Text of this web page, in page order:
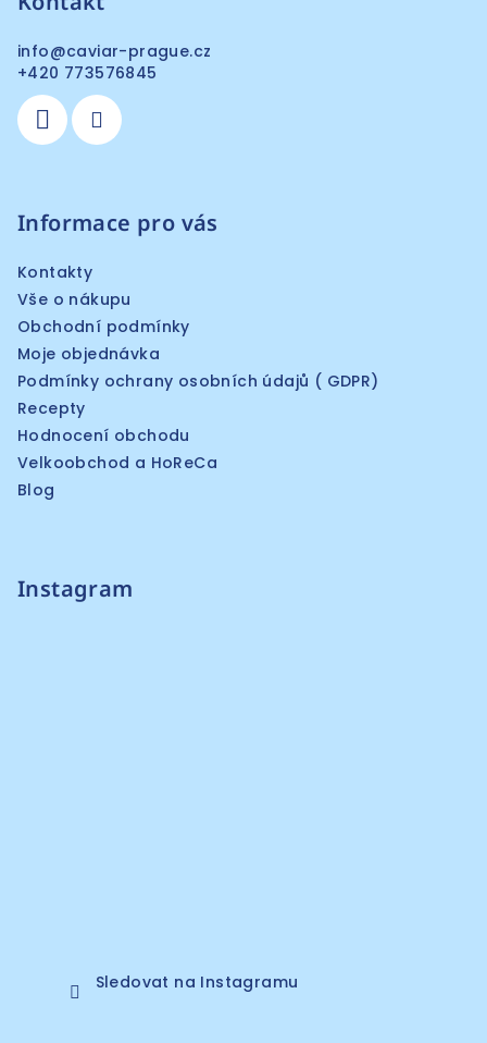
info@caviar-prague.cz
+420 773576845
Informace pro vás
Kontakty
Vše o nákupu
Obchodní podmínky
Moje objednávka
Podmínky ochrany osobních údajů ( GDPR)
Recepty
Hodnocení obchodu
Velkoobchod a HoReCa
Blog
Instagram
Sledovat na Instagramu